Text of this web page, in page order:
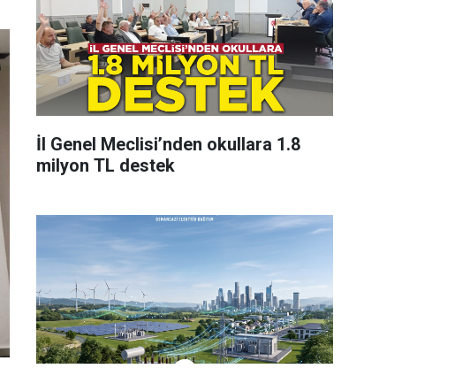
İl Genel Meclisi’nden okullara 1.8
milyon TL destek